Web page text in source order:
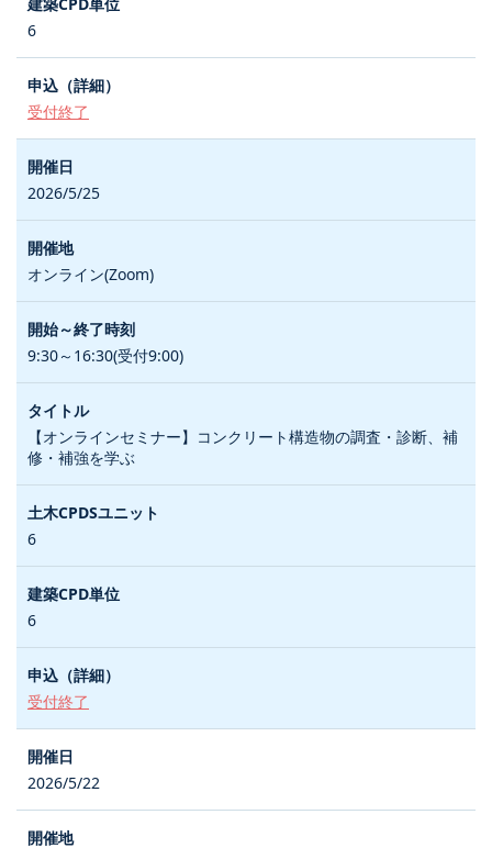
6
受付終了
2026/5/25
オンライン(Zoom)
9:30～16:30(受付9:00)
【オンラインセミナー】コンクリート構造物の調査・診断、補
修・補強を学ぶ
6
6
受付終了
2026/5/22